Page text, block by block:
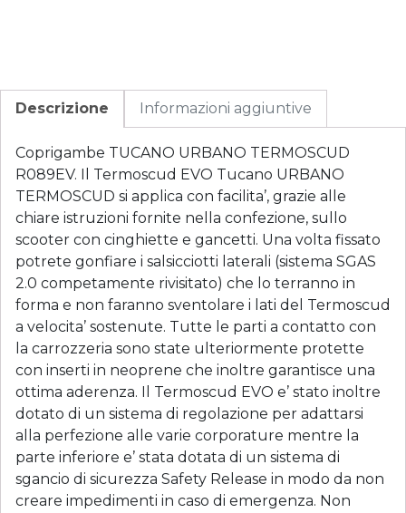
Descrizione Informazioni aggiuntive
Coprigambe TUCANO URBANO TERMOSCUD
R089EV. Il Termoscud EVO Tucano URBANO
TERMOSCUD si applica con facilita’, grazie alle
chiare istruzioni fornite nella confezione, sullo
scooter con cinghiette e gancetti. Una volta fissato
potrete gonfiare i salsicciotti laterali (sistema SGAS
2.0 competamente rivisitato) che lo terranno in
forma e non faranno sventolare i lati del Termoscud
a velocita’ sostenute. Tutte le parti a contatto con
la carrozzeria sono state ulteriormente protette
con inserti in neoprene che inoltre garantisce una
ottima aderenza. Il Termoscud EVO e’ stato inoltre
dotato di un sistema di regolazione per adattarsi
alla perfezione alle varie corporature mentre la
parte inferiore e’ stata dotata di un sistema di
sgancio di sicurezza Safety Release in modo da non
creare impedimenti in caso di emergenza. Non